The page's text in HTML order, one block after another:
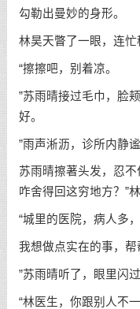
勾勒出曼妙的身形。
林昊天瞥了一眼，连忙
“擦擦吧，别着凉。
”苏雨晴接过毛巾，脸
好。
”雨声淅沥，诊所内静谧
苏雨晴擦著头发，忍不
咋舍得回这穷地方？”
“城里的医院，病人多
我想做点实在的事，帮
”苏雨晴听了，眼里闪
“林医生，你跟别人不一